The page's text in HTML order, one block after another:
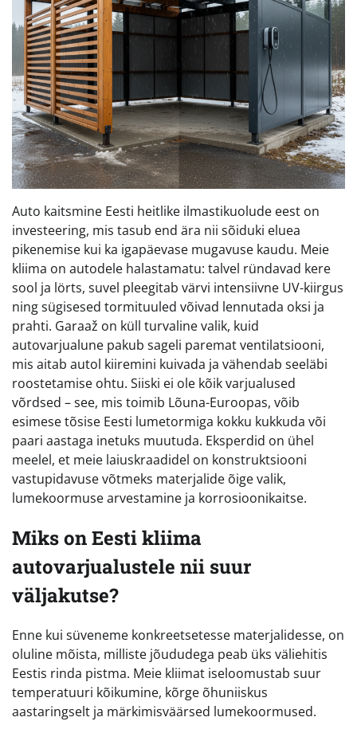
Auto kaitsmine Eesti heitlike ilmastikuolude eest on
investeering, mis tasub end ära nii sõiduki eluea
pikenemise kui ka igapäevase mugavuse kaudu. Meie
kliima on autodele halastamatu: talvel ründavad kere
sool ja lörts, suvel pleegitab värvi intensiivne UV-kiirgus
ning sügisesed tormituuled võivad lennutada oksi ja
prahti. Garaaž on küll turvaline valik, kuid
autovarjualune pakub sageli paremat ventilatsiooni,
mis aitab autol kiiremini kuivada ja vähendab seeläbi
roostetamise ohtu. Siiski ei ole kõik varjualused
võrdsed – see, mis toimib Lõuna-Euroopas, võib
esimese tõsise Eesti lumetormiga kokku kukkuda või
paari aastaga inetuks muutuda. Eksperdid on ühel
meelel, et meie laiuskraadidel on konstruktsiooni
vastupidavuse võtmeks materjalide õige valik,
lumekoormuse arvestamine ja korrosioonikaitse.
Miks on Eesti kliima
autovarjualustele nii suur
väljakutse?
Enne kui süveneme konkreetsetesse materjalidesse, on
oluline mõista, milliste jõududega peab üks väliehitis
Eestis rinda pistma. Meie kliimat iseloomustab suur
temperatuuri kõikumine, kõrge õhuniiskus
aastaringselt ja märkimisväärsed lumekoormused.